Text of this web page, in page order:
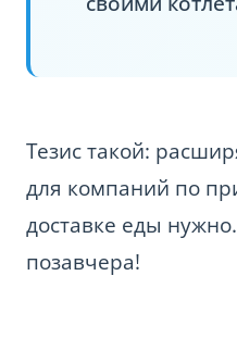
Тезис такой:
для компаний по
доставке еды
позавчера!